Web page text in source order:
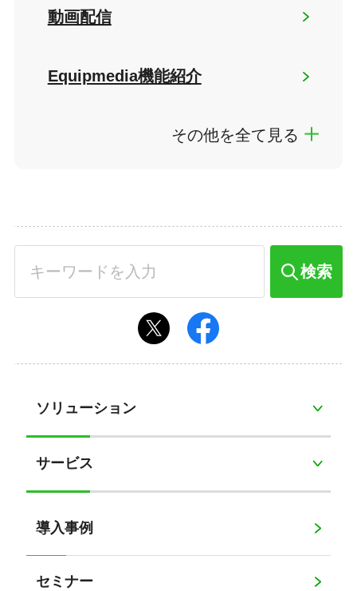
動画配信
Equipmedia機能紹介
その他を全て見る
検索
ソリューション
サービス
導入事例
セミナー